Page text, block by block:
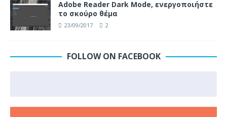
Adobe Reader Dark Mode, ενεργοποιήστε
το σκούρο θέμα
23/09/2017 2
FOLLOW ON FACEBOOK